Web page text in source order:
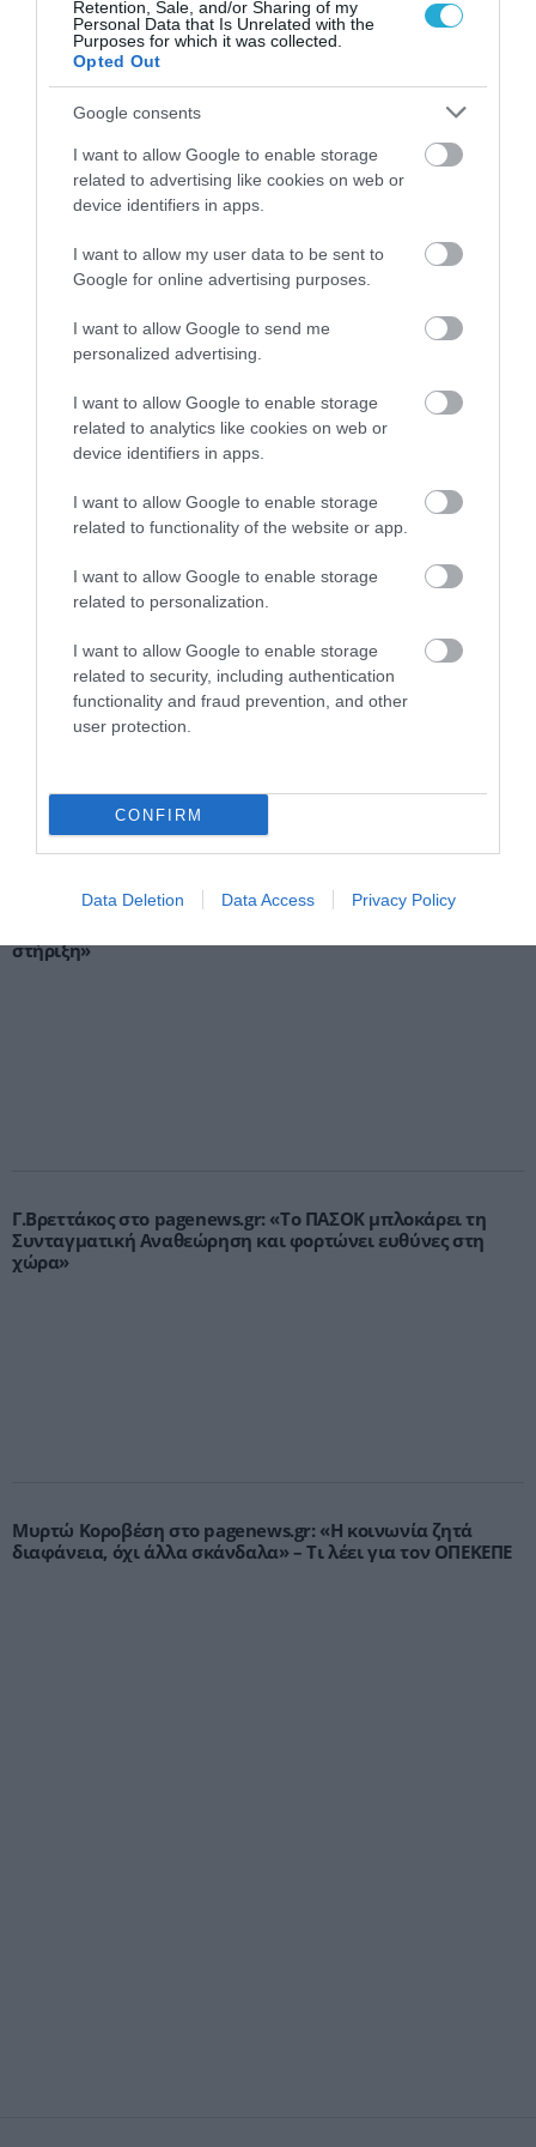
Retention, Sale, and/or Sharing of my
Personal Data that Is Unrelated with the
Purposes for which it was collected.
Opted Out
Google consents
I want to allow Google to enable storage
related to advertising like cookies on web or
device identifiers in apps.
I want to allow my user data to be sent to
Google for online advertising purposes.
I want to allow Google to send me
personalized advertising.
I want to allow Google to enable storage
related to analytics like cookies on web or
device identifiers in apps.
I want to allow Google to enable storage
related to functionality of the website or app.
I want to allow Google to enable storage
related to personalization.
I want to allow Google to enable storage
related to security, including authentication
functionality and fraud prevention, and other
user protection.
CONFIRM
Data Deletion Data Access Privacy Policy
ΡΟΗ ΕΙΔΗΣΕΩΝ
αρκούν – Έρχονται ακόμη 3 ή και 4
κινήσεις!
09.08.2026 | 12:47
ΑΕΚ: «Έδεσε» τον Σταύρο Πήλιο μέχρι το
αποδοχές
ΚΡΙΣΤΙΑΝ ΜΠΙΤΣΑΚΟΥ
09.08.2026 | 12:38
Ολυμπιακός: Τριπλό μεταγραφικό μέτωπο
για Καντιού, Πουέρτα και Κάσερες
09.08.2026 | 12:34
στην πρόβα τζενεράλε με σόου
Γκατσίνοβιτς και μαγεία Βιτάλη
ΚΡΙΣΤΙΑΝ ΜΠΙΤΣΑΚΟΥ
08.08.2026 | 22:47
PODCASTS
Μπαλατσούκας pagenews.gr:«Η κυβέρνηση θυμάται τους
στήριξη»
Γ.Βρεττάκος στο pagenews.gr: «Το ΠΑΣΟΚ μπλοκάρει τη
Συνταγματική Αναθεώρηση και φορτώνει ευθύνες στη
χώρα»
Μυρτώ Κοροβέση στο pagenews.gr: «Η κοινωνία ζητά
διαφάνεια, όχι άλλα σκάνδαλα» – Τι λέει για τον ΟΠΕΚΕΠΕ